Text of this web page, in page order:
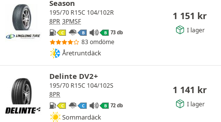
Season
195/70 R15C 104/102R
8PR 3PMSF
C B B 73 db
83 omdöme
Åretruntdäck
1 151 kr
I lager
Delinte DV2+
195/70 R15C 104/102S
8PR
C C B 72 db
Sommardäck
1 141 kr
I lager